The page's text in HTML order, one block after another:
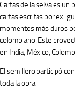
Cartas de la selva es un
cartas escritas por ex-
momentos más duros
colombiano. Este
en India, México,
El semillero participó
toda la obra